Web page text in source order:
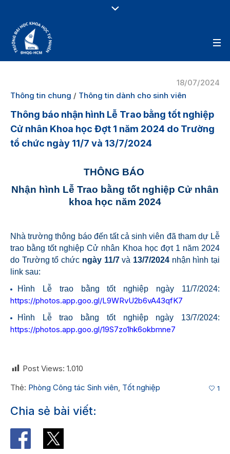
18/07/2024
Thông tin chung / Thông tin dành cho sinh viên
Thông báo nhận hình Lễ Trao bằng tốt nghiệp
Cử nhân Khoa học Đợt 1 năm 2024 do Trường
tổ chức ngày 11/7 và 13/7/2024
THÔNG BÁO
Nhận hình Lễ Trao bằng tốt nghiệp Cử nhân
khoa học năm 2024
Nhà trường thông báo đến tất cả sinh viên đã tham dự Lễ
trao bằng tốt nghiệp Cử nhân Khoa học đợt 1 năm 2024
do Trường tổ chức ngày 11/7và 13/7/2024nhận hình tại
link sau:
Hình Lễ trao bằng tốt nghiệp ngày 11/7/2024:
https://photos.app.goo.gl/L9WRvU2b6vA43qfK7
Hình Lễ trao bằng tốt nghiệp ngày 13/7/2024:
https://photos.app.goo.gl/19S7zo1hk6okbmne7
Post Views: 1.010
Thẻ: Phòng Công tác Sinh viên, Tốt nghiệp 1
Chia sẻ bài viết: